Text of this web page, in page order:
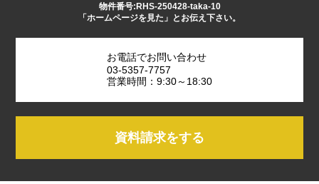
物件番号:RHS-250428-taka-10
「ホームページを見た」とお伝え下さい。
お電話でお問い合わせ
03-5357-7757
営業時間：9:30～18:30
資料請求をする